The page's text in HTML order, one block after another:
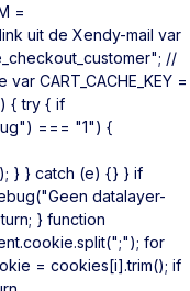
=
uit de Xendy-mail var
//
CART_CACHE_KEY =
{ try { if
=== "1") {
} } catch (e) {} } if
datalayer-
} function
for
= cookies[i].trim(); if